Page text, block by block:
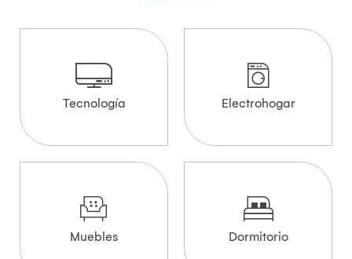
Tecnología Electrohogar
Muebles Dormitorio